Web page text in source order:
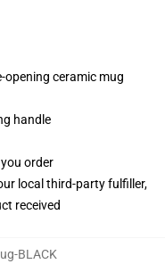
opening ceramic mug
handle
order
local third-party fulfiller,
received
BLACK